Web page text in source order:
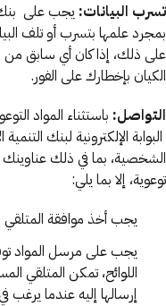
تسرب البيانات: يجب على بنك
بمجرد علمها بتسرب أو تلف
على ذلك، إذا كان أي سابق
الكيان بإخطارك على الفور.
التواصل: باستثناء المواد
البوابة الإلكترونية لبنك
الشخصية، بما في ذلك عناوينك
توعوية، إلا بما يلي:
يجب أخذ موافقة المتلقي
يجب على مرسل المواد
اللوائح، تمكن المتلقي
إرسالها إليه عندما يرغب